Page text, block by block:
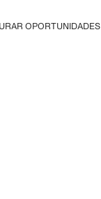
OPORTUNIDADES